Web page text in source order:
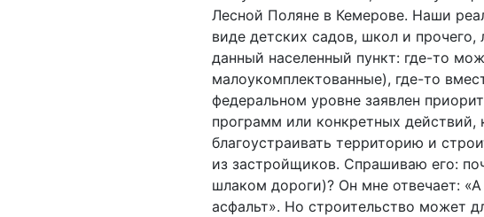
Лесной Поляне в Кемерове. Наши
виде детских садов, школ и
данный населенный пункт: где-то
малоукомплектованные), где-то
федеральном уровне заявлен
программ или конкретных действий,
благоустраивать территорию и
из застройщиков. Спрашиваю его:
шлаком дороги)? Он мне отвечает:
асфальт». Но строительство может